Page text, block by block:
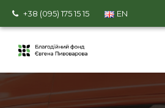
+38 (095) 175 15 15 EN